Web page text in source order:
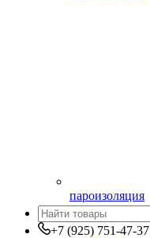
пароизоляция
+7 (925) 751-47-37